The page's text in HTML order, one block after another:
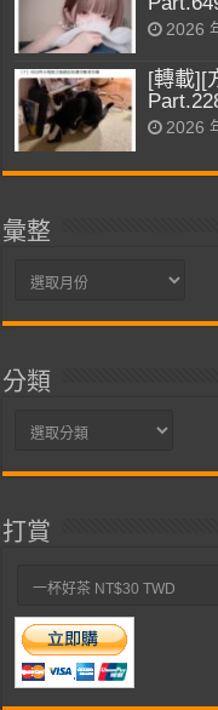
2026
[轉載][
2026
彙整
彙
分類
分
打賞